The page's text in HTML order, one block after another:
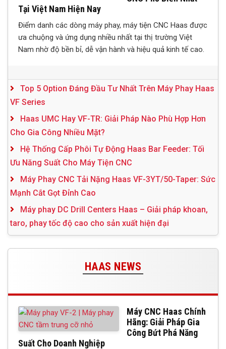
Tại Việt Nam Hiện Nay
Điểm danh các dòng máy phay, máy tiện CNC Haas được
ưa chuộng và ứng dụng nhiều nhất tại thị trường Việt
Nam nhờ độ bền bỉ, dễ vận hành và hiệu quả kinh tế cao.
Top 5 Option Đáng Đầu Tư Nhất Trên Máy Phay Haas
VF Series
Haas UMC Hay VF-TR: Giải Pháp Nào Phù Hợp Hơn
Cho Gia Công Nhiều Mặt?
Hệ Thống Cấp Phôi Tự Động Haas Bar Feeder: Tối
Ưu Năng Suất Cho Máy Tiện CNC
Máy Phay CNC Tải Nặng Haas VF-3YT/50-Taper: Sức
Mạnh Cắt Gọt Đỉnh Cao
Máy phay DC Drill Centers Haas – Giải pháp khoan,
taro, phay tốc độ cao cho sản xuất hiện đại
HAAS NEWS
Máy CNC Haas Chính
Hãng: Giải Pháp Gia
Công Bứt Phá Năng
Suất Cho Doanh Nghiệp